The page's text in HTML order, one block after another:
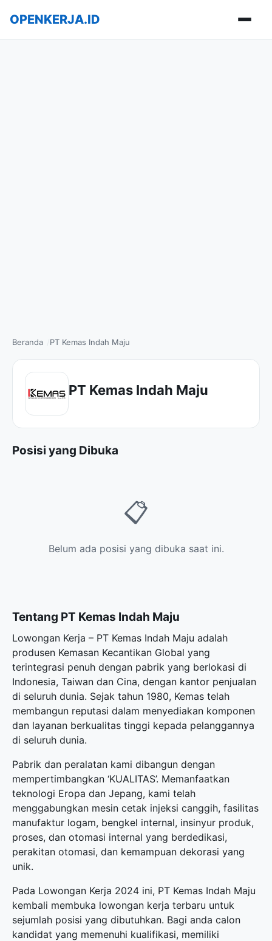
OPENKERJA.ID
Beranda PT Kemas Indah Maju
PT Kemas Indah Maju
Posisi yang Dibuka
📋
Belum ada posisi yang dibuka saat ini.
Tentang PT Kemas Indah Maju
Lowongan Kerja – PT Kemas Indah Maju adalah
produsen Kemasan Kecantikan Global yang
terintegrasi penuh dengan pabrik yang berlokasi di
Indonesia, Taiwan dan Cina, dengan kantor penjualan
di seluruh dunia. Sejak tahun 1980, Kemas telah
membangun reputasi dalam menyediakan komponen
dan layanan berkualitas tinggi kepada pelanggannya
di seluruh dunia.
Pabrik dan peralatan kami dibangun dengan
mempertimbangkan ‘KUALITAS’. Memanfaatkan
teknologi Eropa dan Jepang, kami telah
menggabungkan mesin cetak injeksi canggih, fasilitas
manufaktur logam, bengkel internal, insinyur produk,
proses, dan otomasi internal yang berdedikasi,
perakitan otomasi, dan kemampuan dekorasi yang
unik.
Pada Lowongan Kerja 2024 ini, PT Kemas Indah Maju
kembali membuka lowongan kerja terbaru untuk
sejumlah posisi yang dibutuhkan. Bagi anda calon
kandidat yang memenuhi kualifikasi, memiliki